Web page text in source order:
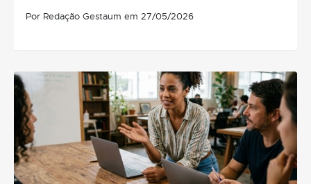
Por Redação Gestaum em 27/05/2026